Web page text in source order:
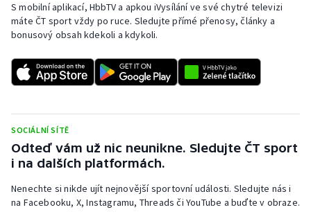
S mobilní aplikací, HbbTV a apkou iVysílání ve své chytré televizi
máte ČT sport vždy po ruce. Sledujte přímé přenosy, články a
bonusový obsah kdekoli a kdykoli.
SOCIÁLNÍ SÍTĚ
Odteď vám už nic neunikne. Sledujte ČT sport
i na dalších platformách.
Nenechte si nikde ujít nejnovější sportovní události. Sledujte nás i
na Facebooku, X, Instagramu, Threads či YouTube a buďte v obraze.